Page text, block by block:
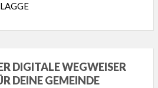
DIGITALE WEGWEISER
DEINE GEMEINDE